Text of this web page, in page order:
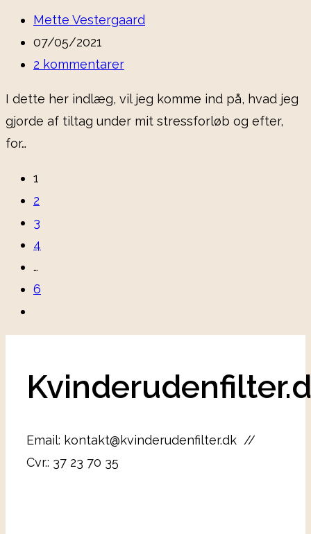
Mette Vestergaard
07/05/2021
2 kommentarer
I dette her indlæg, vil jeg komme ind på, hvad jeg
gjorde af tiltag under mit stressforløb og efter,
for…
1
2
3
4
…
6
Email: kontakt@kvinderudenfilter.dk //
Cvr.: 37 23 70 35